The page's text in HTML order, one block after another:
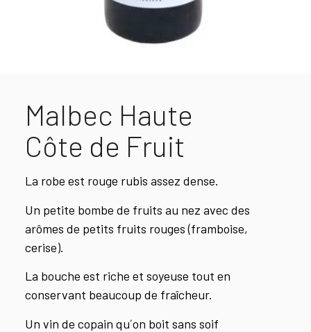
Malbec Haute
Côte de Fruit
La robe est rouge rubis assez dense.
Un petite bombe de fruits au nez avec des
arômes de petits fruits rouges (framboise,
cerise).
La bouche est riche et soyeuse tout en
conservant beaucoup de fraîcheur.
Un vin de copain qu´on boit sans soif